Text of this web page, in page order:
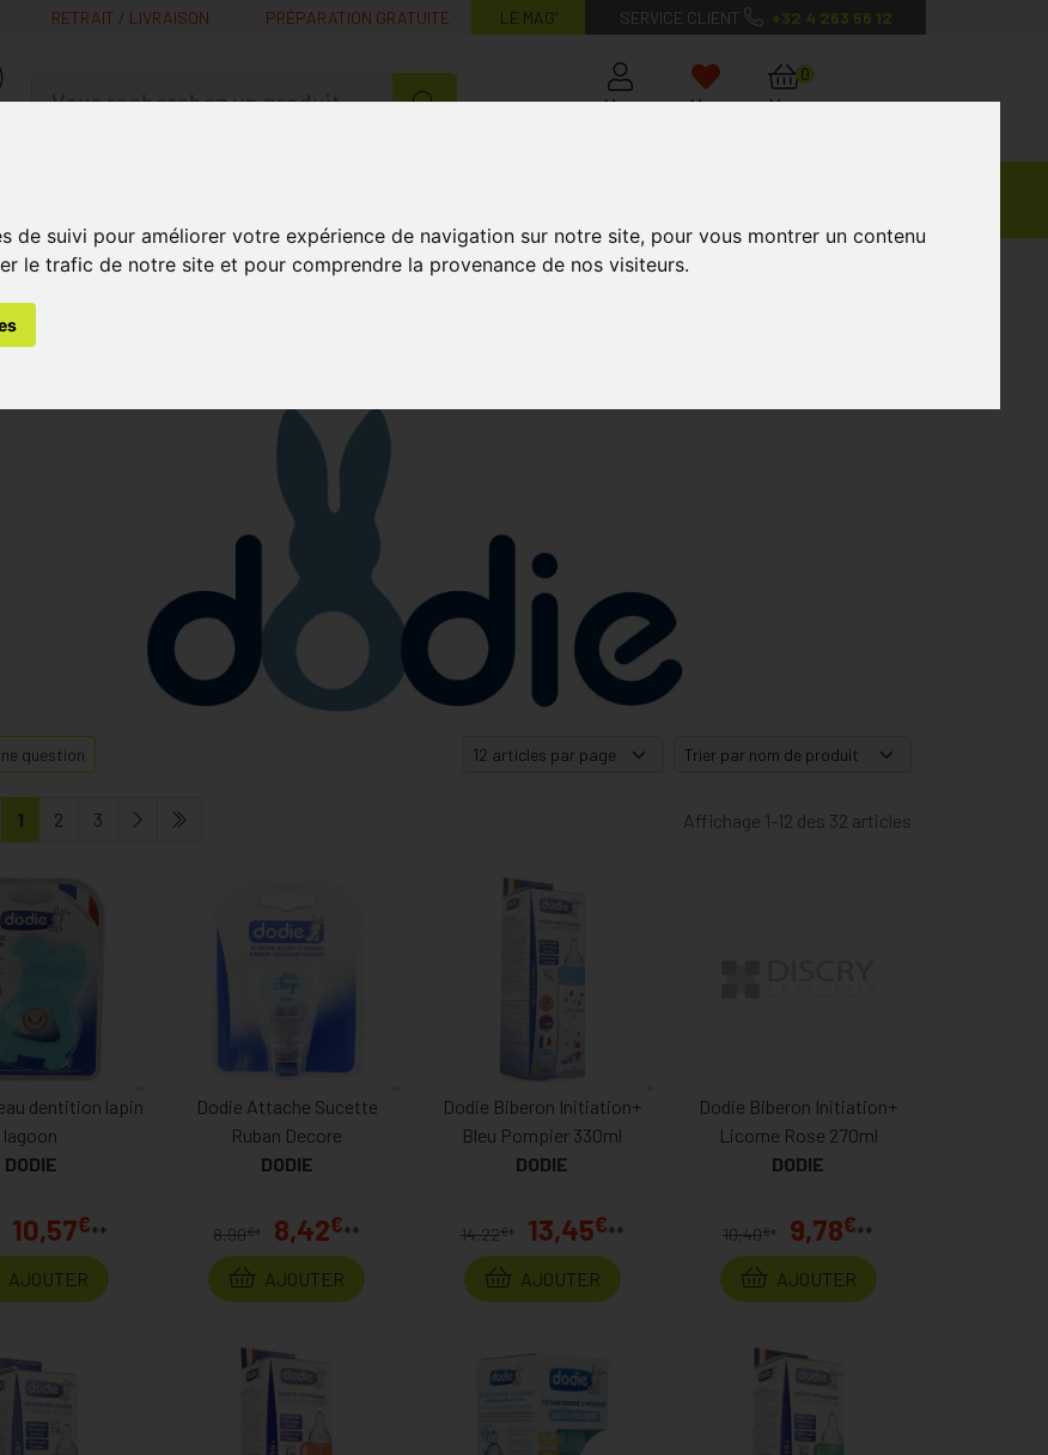
de suivi pour améliorer votre expérience de navigation sur notre site, pour vous montrer un contenu
le trafic de notre site et pour comprendre la provenance de nos visiteurs.
RETRAIT / LIVRAISON PRÉPARATION GRATUITE LE MAG’ SERVICE CLIENT +32 4 263 56 12
MaPharmacie.be ma santé, mes conseils, mes prix
Mon
Mes
Mon
0
question
Affichage 1-12 des 32 articles
1 2 3
dentition lapin
lagoon
DODIE
10,57€**
AJOUTER
Dodie Attache Sucette
Ruban Decore
DODIE
8,90€* 8,42€**
AJOUTER
Dodie Biberon Initiation+
Bleu Pompier 330ml
DODIE
14,22€* 13,45€**
AJOUTER
Dodie Biberon Initiation+
Licorne Rose 270ml
DODIE
10,40€* 9,78€**
AJOUTER